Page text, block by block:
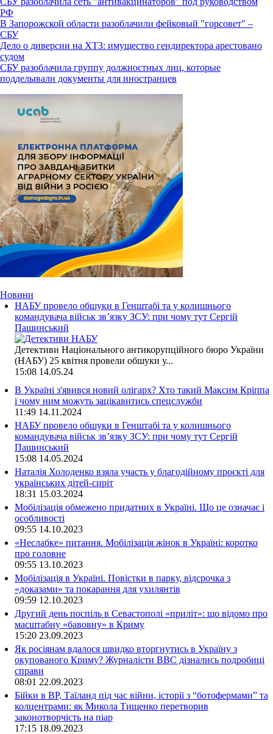
РФ
В Запорожской области разоблачили фейковый "горсовет" –
СБУ
Дело о диверсии на ХТЗ: имущество гендиректора арестовано
судом
СБУ разоблачила группу должностных лиц, которые
подделывали документы для иностранцев
Новини
НАБУ провело обшуки в Генштабі та у колишнього
командувача військ зв’язку ЗСУ: при чому тут Сергій
Пашинський
Детективи Національного антикорупційного бюро України
(НАБУ) 25 квітня провели обшуки у...
15:08 14.05.24
В Україні з'явився новий олігарх? Хто такий Максим Кріппа
і чому ним можуть зацікавитись спецслужби
11:49 14.11.2024
НАБУ провело обшуки в Генштабі та у колишнього
командувача військ зв’язку ЗСУ: при чому тут Сергій
Пашинський
15:08 14.05.2024
Наталія Холоденко взяла участь у благодійному проєкті для
українських дітей-сиріт
18:31 15.03.2024
Мобілізація обмежено придатних в Україні. Що це означає і
особливості
09:55 14.10.2023
«Неслабке» питання. Мобілізація жінок в Україні: коротко
про головне
09:55 13.10.2023
Мобілізація в Україні. Повістки в парку, відсрочка з
«доказами» та покарання для ухилянтів
09:59 12.10.2023
Другий день поспіль в Севастополі «приліт»: що відомо про
масштабну «бавовну» в Криму
15:20 23.09.2023
Як росіянам вдалося швидко вторгнутись в Україну з
окупованого Криму? Журналісти ВВС дізнались подробиці
справи
08:01 22.09.2023
Бійки в ВР, Таїланд під час війни, історії з “ботофермами” та
колцентрами: як Микола Тищенко перетворив
законотворчість на піар
17:15 18.09.2023